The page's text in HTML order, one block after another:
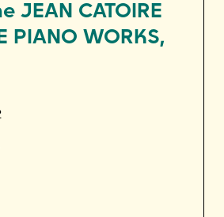
JEAN CATOIRE
PIANO WORKS,